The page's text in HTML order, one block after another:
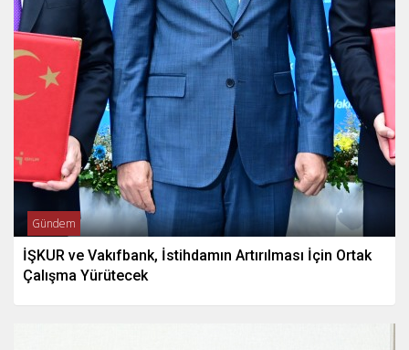
Gündem
İŞKUR ve Vakıfbank, İstihdamın Artırılması İçin Ortak
Çalışma Yürütecek